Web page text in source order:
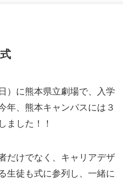
）に熊本県立劇場で、入学
年、熊本キャンパスには３
ました！！
だけでなく、キャリアデザ
生徒も式に参列し、一緒に